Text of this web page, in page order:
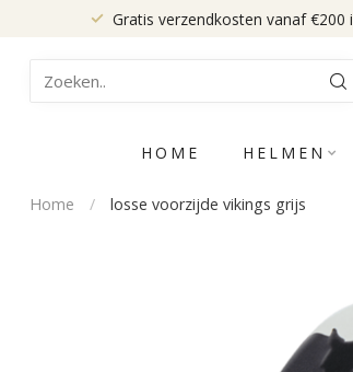
Gratis verzendkosten vanaf €200
HOME HELMEN
Home / losse voorzijde vikings grijs